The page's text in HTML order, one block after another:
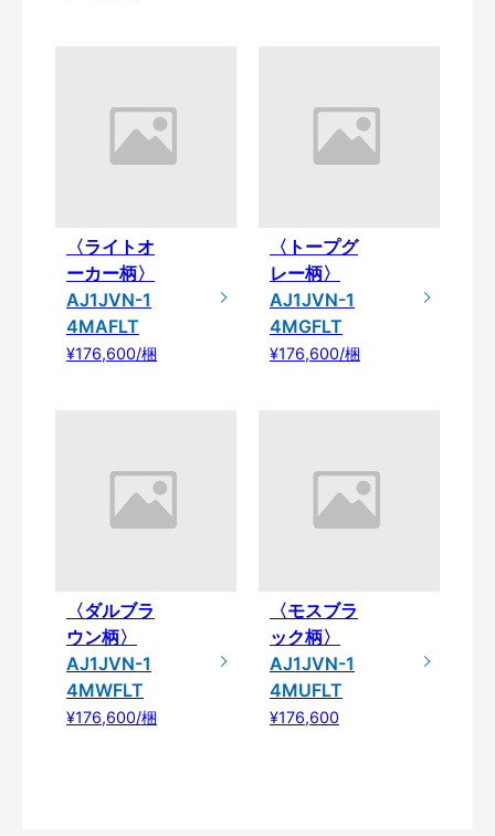
〈ライトオ
ーカー柄〉
AJ1JVN-1
4MAFLT
¥176,600/梱
〈トープグ
レー柄〉
AJ1JVN-1
4MGFLT
¥176,600/梱
〈ダルブラ
ウン柄〉
AJ1JVN-1
4MWFLT
¥176,600/梱
〈モスブラ
ック柄〉
AJ1JVN-1
4MUFLT
¥176,600